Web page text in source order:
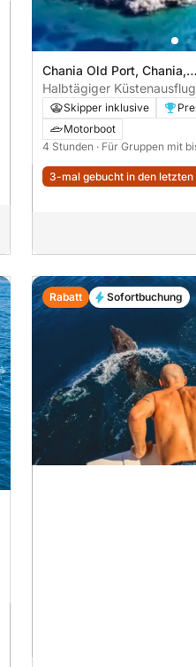
Chania Old Port, Chania,
Griechenland
Halbtägiger
– Entspannen,
Skipper inklusive
Motorboot
4 Stunden · Für Gruppen mit
3-mal gebucht in den letzten
Rabatt Sofortbuchung